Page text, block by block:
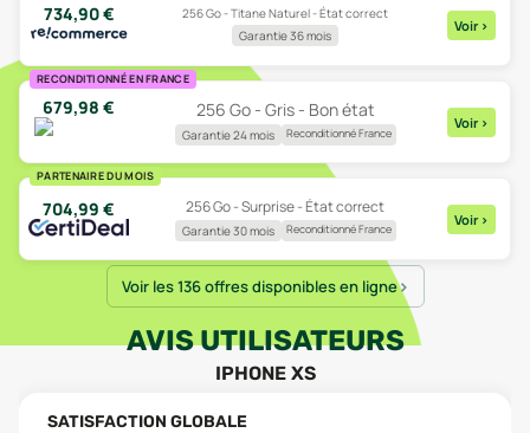
734,90€
256 Go - Titane Naturel - État correct
Garantie 36 mois
Voir >
RECONDITIONNÉ EN FRANCE
679,98 € 256 Go - Gris - Bon état
Garantie 24 mois Reconditionné France
Voir >
PARTENAIRE DU MOIS
704,99 € 256 Go - Surprise - État correct
Garantie 30 mois Reconditionné France
Voir >
Voir les 136 offres disponibles en ligne
AVIS UTILISATEURS
IPHONE XS
SATISFACTION GLOBALE